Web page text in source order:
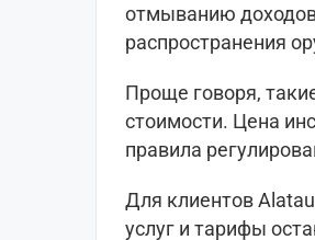
отмыванию
распространения
Проще говоря,
стоимости. Цена
правила
Для клиентов
услуг и тарифы